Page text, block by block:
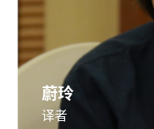
蔚玲
译者